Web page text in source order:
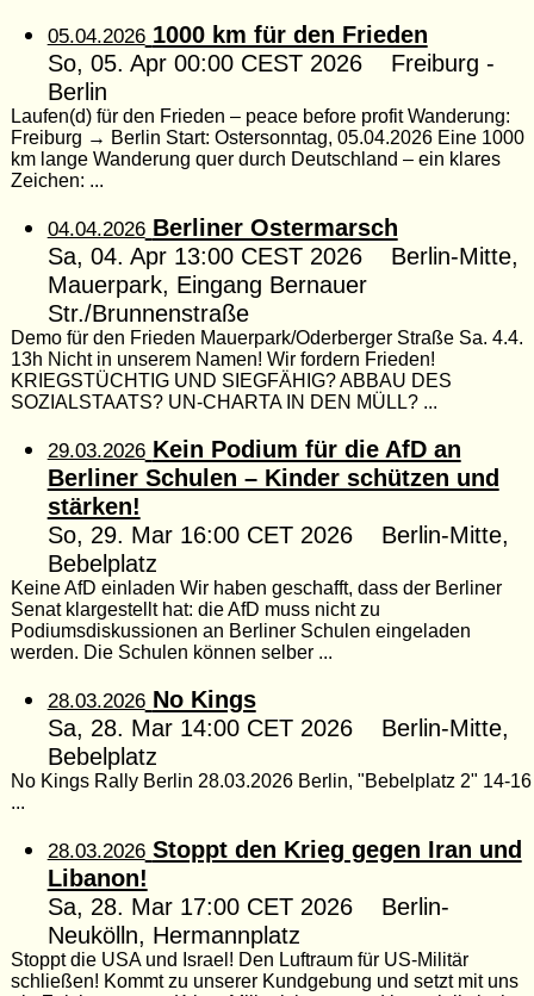
05.04.2026 1000 km für den Frieden
So, 05. Apr 00:00 CEST 2026 Freiburg -
Berlin
Laufen(d) für den Frieden – peace before profit Wanderung:
Freiburg → Berlin Start: Ostersonntag, 05.04.2026 Eine 1000
km lange Wanderung quer durch Deutschland – ein klares
Zeichen: ...
04.04.2026 Berliner Ostermarsch
Sa, 04. Apr 13:00 CEST 2026 Berlin-Mitte,
Mauerpark, Eingang Bernauer
Str./Brunnenstraße
Demo für den Frieden Mauerpark/Oderberger Straße Sa. 4.4.
13h Nicht in unserem Namen! Wir fordern Frieden!
KRIEGSTÜCHTIG UND SIEGFÄHIG? ABBAU DES
SOZIALSTAATS? UN-CHARTA IN DEN MÜLL? ...
29.03.2026 Kein Podium für die AfD an
Berliner Schulen – Kinder schützen und
stärken!
So, 29. Mar 16:00 CET 2026 Berlin-Mitte,
Bebelplatz
Keine AfD einladen Wir haben geschafft, dass der Berliner
Senat klargestellt hat: die AfD muss nicht zu
Podiumsdiskussionen an Berliner Schulen eingeladen
werden. Die Schulen können selber ...
28.03.2026 No Kings
Sa, 28. Mar 14:00 CET 2026 Berlin-Mitte,
Bebelplatz
No Kings Rally Berlin 28.03.2026 Berlin, "Bebelplatz 2" 14-16
...
28.03.2026 Stoppt den Krieg gegen Iran und
Libanon!
Sa, 28. Mar 17:00 CET 2026 Berlin-
Neukölln, Hermannplatz
Stoppt die USA und Israel! Den Luftraum für US-Militär
schließen! Kommt zu unserer Kundgebung und setzt mit uns